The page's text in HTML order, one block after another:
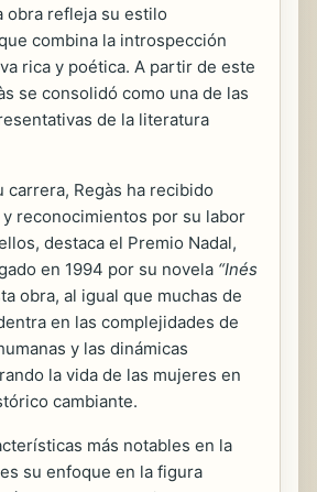
obra refleja su estilo
combina la introspección
rica y poética. A partir de este
se consolidó como una de las
de la literatura
carrera, Regàs ha recibido
reconocimientos por su labor
destaca el Premio Nadal,
en 1994 por su novela “Inés
obra, al igual que muchas de
en las complejidades de
y las dinámicas
la vida de las mujeres en
cambiante.
más notables en la
su enfoque en la figura